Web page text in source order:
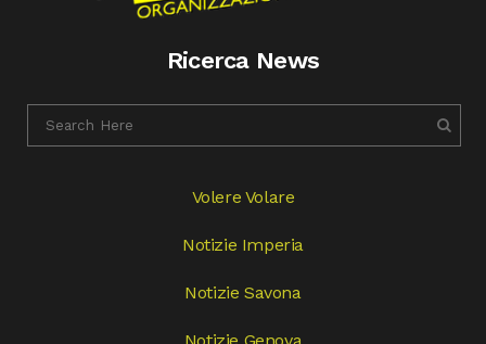
Ricerca News
Volere Volare
Notizie Imperia
Notizie Savona